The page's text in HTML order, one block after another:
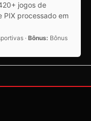
jogos de
PIX processado em
·Bônus: Bônus